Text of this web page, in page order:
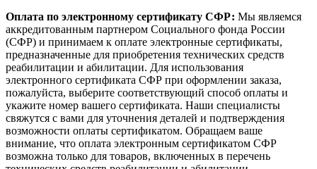
Оплата по электронному сертификату СФР: Мы являемся
аккредитованным партнером Социального фонда России
(СФР) и принимаем к оплате электронные сертификаты,
предназначенные для приобретения технических средств
реабилитации и абилитации. Для использования
электронного сертификата СФР при оформлении заказа,
пожалуйста, выберите соответствующий способ оплаты и
укажите номер вашего сертификата. Наши специалисты
свяжутся с вами для уточнения деталей и подтверждения
возможности оплаты сертификатом. Обращаем ваше
внимание, что оплата электронным сертификатом СФР
возможна только для товаров, включенных в перечень